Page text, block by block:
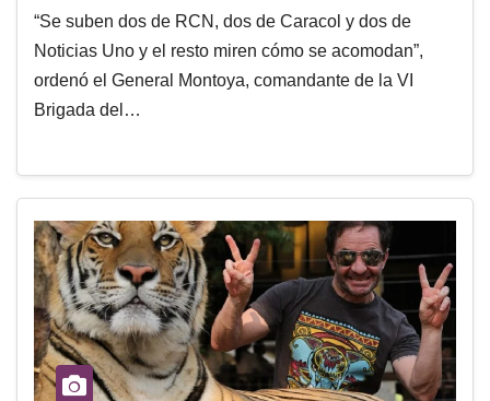
“Se suben dos de RCN, dos de Caracol y dos de
Noticias Uno y el resto miren cómo se acomodan”,
ordenó el General Montoya, comandante de la VI
Brigada del…